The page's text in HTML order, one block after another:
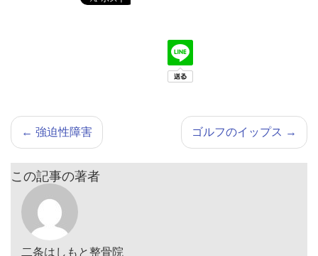
← 強迫性障害 ゴルフのイップス →
この記事の著者
二条はしもと整骨院